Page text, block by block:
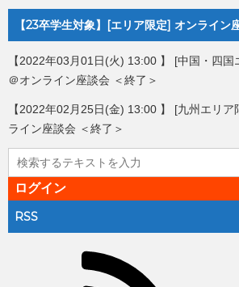
【23卒学生対象】[エリア限定] オンライン
【2022年03月01日(火) 13:00 】 [中国・四
＠オンライン座談会 ＜終了＞
【2022年02月25日(金) 13:00 】 [九州エリ
ライン座談会 ＜終了＞
ログイン
RSS